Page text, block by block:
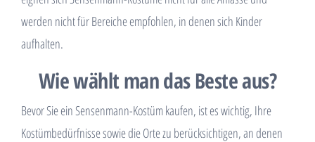
werden nicht für Bereiche empfohlen, in denen sich Kinder
aufhalten.
Wie wählt man das Beste aus?
Bevor Sie ein Sensenmann-Kostüm kaufen, ist es wichtig, Ihre
Kostümbedürfnisse sowie die Orte zu berücksichtigen, an denen